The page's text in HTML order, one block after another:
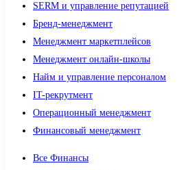
SERM и управление репутацией
Бренд-менеджмент
Менеджмент маркетплейсов
Менеджмент онлайн-школы
Найм и управление персоналом
IT-рекрутмент
Операционный менеджмент
Финансовый менеджмент
Все Финансы